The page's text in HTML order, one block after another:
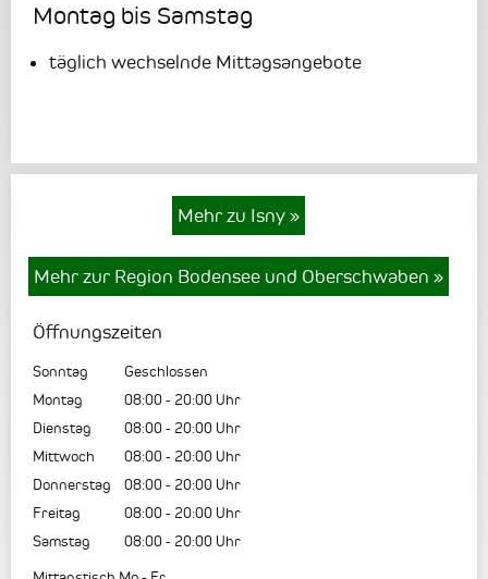
Montag bis Samstag
täglich wechselnde Mittagsangebote
Mehr zu Isny »
Mehr zur Region Bodensee und Oberschwaben »
Öffnungszeiten
Sonntag
Geschlossen
Montag
08:00- 20:00 Uhr
Dienstag
08:00- 20:00 Uhr
Mittwoch
08:00- 20:00 Uhr
Donnerstag
08:00- 20:00 Uhr
Freitag
08:00- 20:00 Uhr
Samstag
08:00- 20:00 Uhr